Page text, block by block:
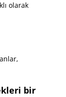
olarak
bir